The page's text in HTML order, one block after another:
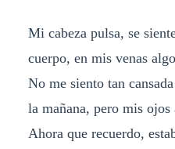
Mi cabeza pulsa, se
cuerpo, en mis venas
No me siento tan
la mañana, pero mis ojos
Ahora que recuerdo,